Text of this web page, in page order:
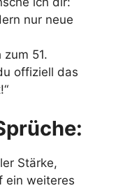
nur neue
zum 51.
offiziell das
Stärke,
ein weiteres